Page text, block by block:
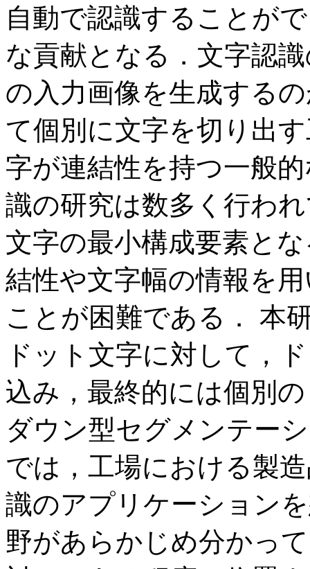
自動で認識することが
な貢献となる．文字認
の入力画像を生成する
て個別に文字を切り出
字が連結性を持つ一般
識の研究は数多く行わ
文字の最小構成要素と
結性や文字幅の情報を
ことが困難である． 本
ドット文字に対して，
込み，最終的には個別
ダウン型セグメンテー
では，工場における製
識のアプリケーション
野があらかじめ分かっ